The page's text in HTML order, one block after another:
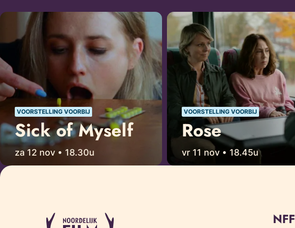
VOORSTELLING VOORBIJ
Sick of Myself
za 12 nov • 18.30u
VOORSTELLING VOORBIJ
Rose
vr 11 nov • 18.45u
NFF